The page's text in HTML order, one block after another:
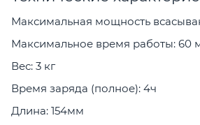
Максимальная мощность
Максимальное время работы: 60
Вес: 3 кг
Время заряда (полное): 4ч
Длина: 154мм